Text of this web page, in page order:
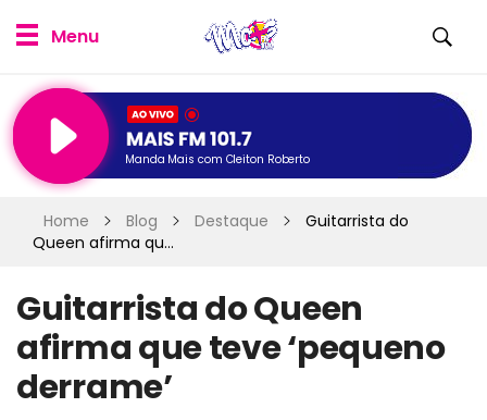
Manda Mais com Cleiton Roberto
Home Blog Destaque
Guitarrista do
Queen afirma qu...
Guitarrista do Queen
afirma que teve ‘pequeno
derrame’